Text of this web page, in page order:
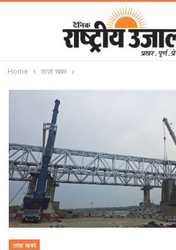
Home ताज़ा खबर
ताज़ा खबर